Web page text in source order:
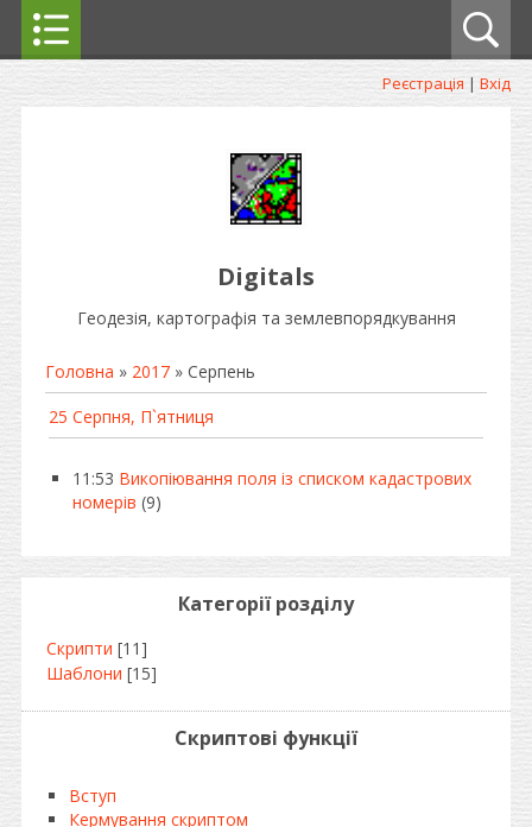
Реєстрація | Вхід
Digitals
Геодезія, картографія та землевпорядкування
Головна » 2017 » Серпень
25 Серпня, П`ятниця
11:53 Викопіювання поля із списком кадастрових
номерів (9)
Категорії розділу
Скрипти [11]
Шаблони [15]
Скриптові функції
Вступ
Кермування скриптом